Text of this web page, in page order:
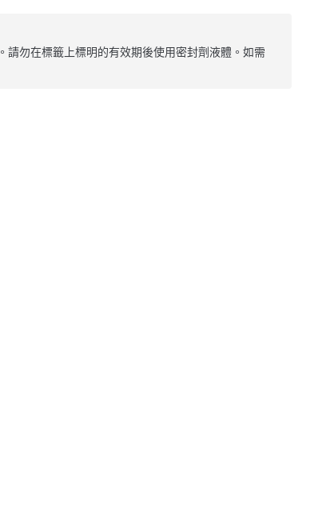
勿在標籤上標明的有效期後使用密封劑液體。如需